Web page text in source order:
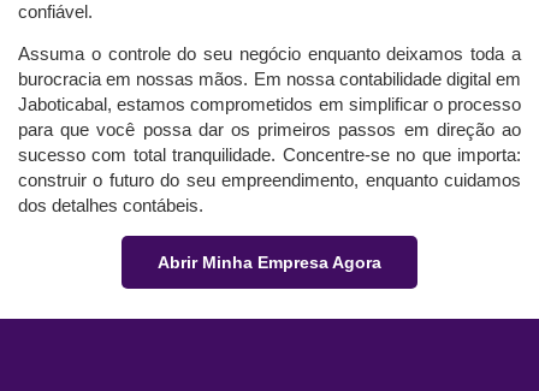
confiável.
Assuma o controle do seu negócio enquanto deixamos toda a
burocracia em nossas mãos. Em nossa contabilidade digital em
Jaboticabal, estamos comprometidos em simplificar o processo
para que você possa dar os primeiros passos em direção ao
sucesso com total tranquilidade. Concentre-se no que importa:
construir o futuro do seu empreendimento, enquanto cuidamos
dos detalhes contábeis.
Abrir Minha Empresa Agora